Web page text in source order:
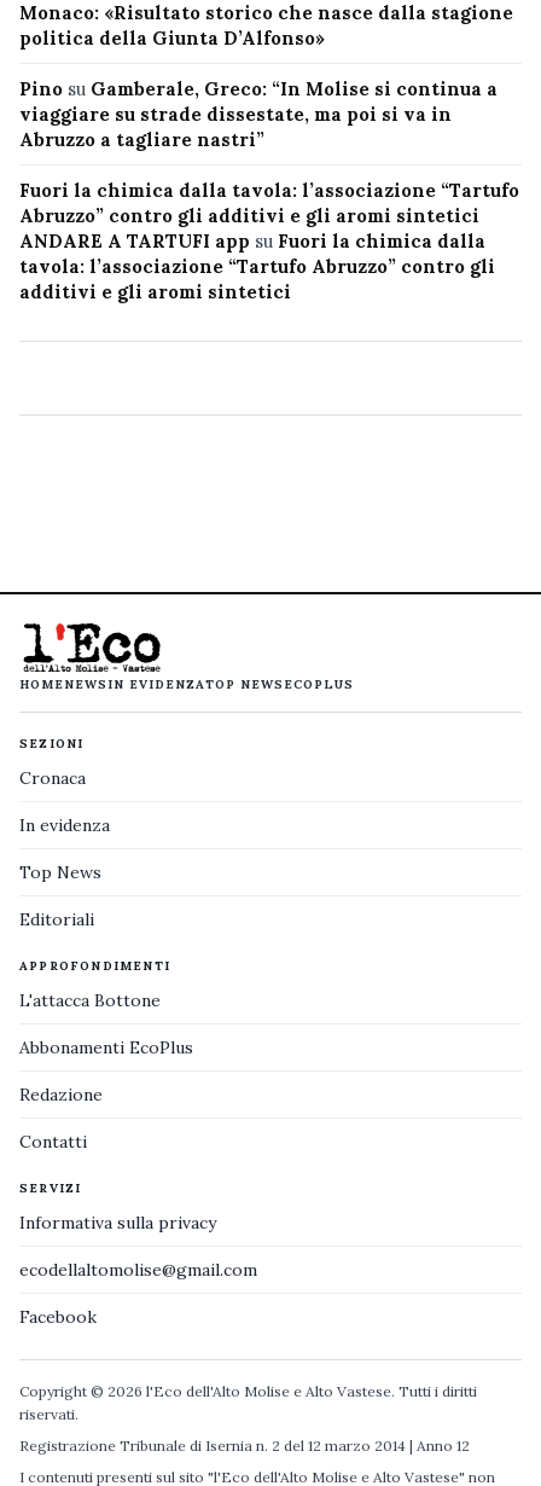
Monaco: «Risultato storico che nasce dalla stagione
politica della Giunta D’Alfonso»
Pino su Gamberale, Greco: “In Molise si continua a
viaggiare su strade dissestate, ma poi si va in
Abruzzo a tagliare nastri”
Fuori la chimica dalla tavola: l’associazione “Tartufo
Abruzzo” contro gli additivi e gli aromi sintetici
ANDARE A TARTUFI app su Fuori la chimica dalla
tavola: l’associazione “Tartufo Abruzzo” contro gli
additivi e gli aromi sintetici
HOMENEWS IN EVIDENZATOP NEWS ECOPLUS
SEZIONI
Cronaca
In evidenza
Top News
Editoriali
APPROFONDIMENTI
L'attacca Bottone
Abbonamenti EcoPlus
Redazione
Contatti
SERVIZI
Informativa sulla privacy
ecodellaltomolise@gmail.com
Facebook
Copyright © 2026 l'Eco dell'Alto Molise e Alto Vastese. Tutti i diritti
riservati.
Registrazione Tribunale di Isernia n. 2 del 12 marzo 2014 | Anno 12
I contenuti presenti sul sito "l'Eco dell'Alto Molise e Alto Vastese" non